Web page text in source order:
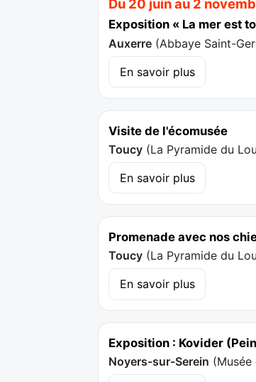
Du 20 juin au 2
Exposition « La mer est
Auxerre (Abbaye Saint-
En savoir plus
Visite de l'écomusée
Toucy (La Pyramide du
En savoir plus
Promenade avec nos
Toucy (La Pyramide du
En savoir plus
Exposition : Kovider
Noyers-sur-Serein (